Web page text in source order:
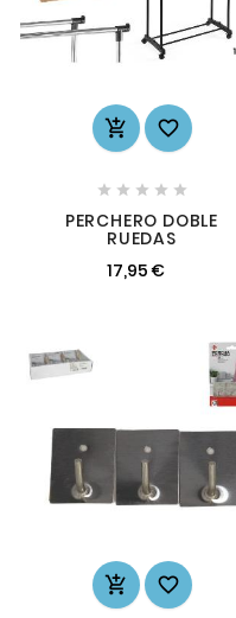
 
    
PERCHERO DOBLE
RUEDAS
17,95 €
 